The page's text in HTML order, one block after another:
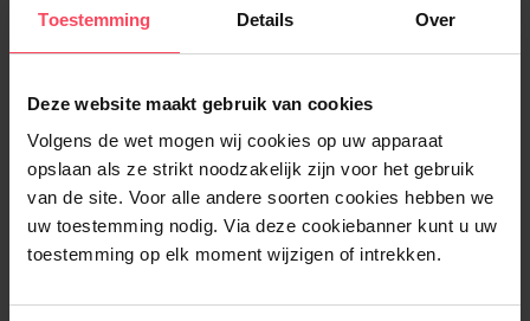
Toestemming Details Over
Deze website maakt gebruik van cookies
Volgens de wet mogen wij cookies op uw apparaat
opslaan als ze strikt noodzakelijk zijn voor het gebruik
van de site. Voor alle andere soorten cookies hebben we
uw toestemming nodig. Via deze cookiebanner kunt u uw
toestemming op elk moment wijzigen of intrekken.
Gratis levering bij aankoop van min. 35€.
Gratis retour in je winkelpunt
Verzending binnen 24u
Beschrijving